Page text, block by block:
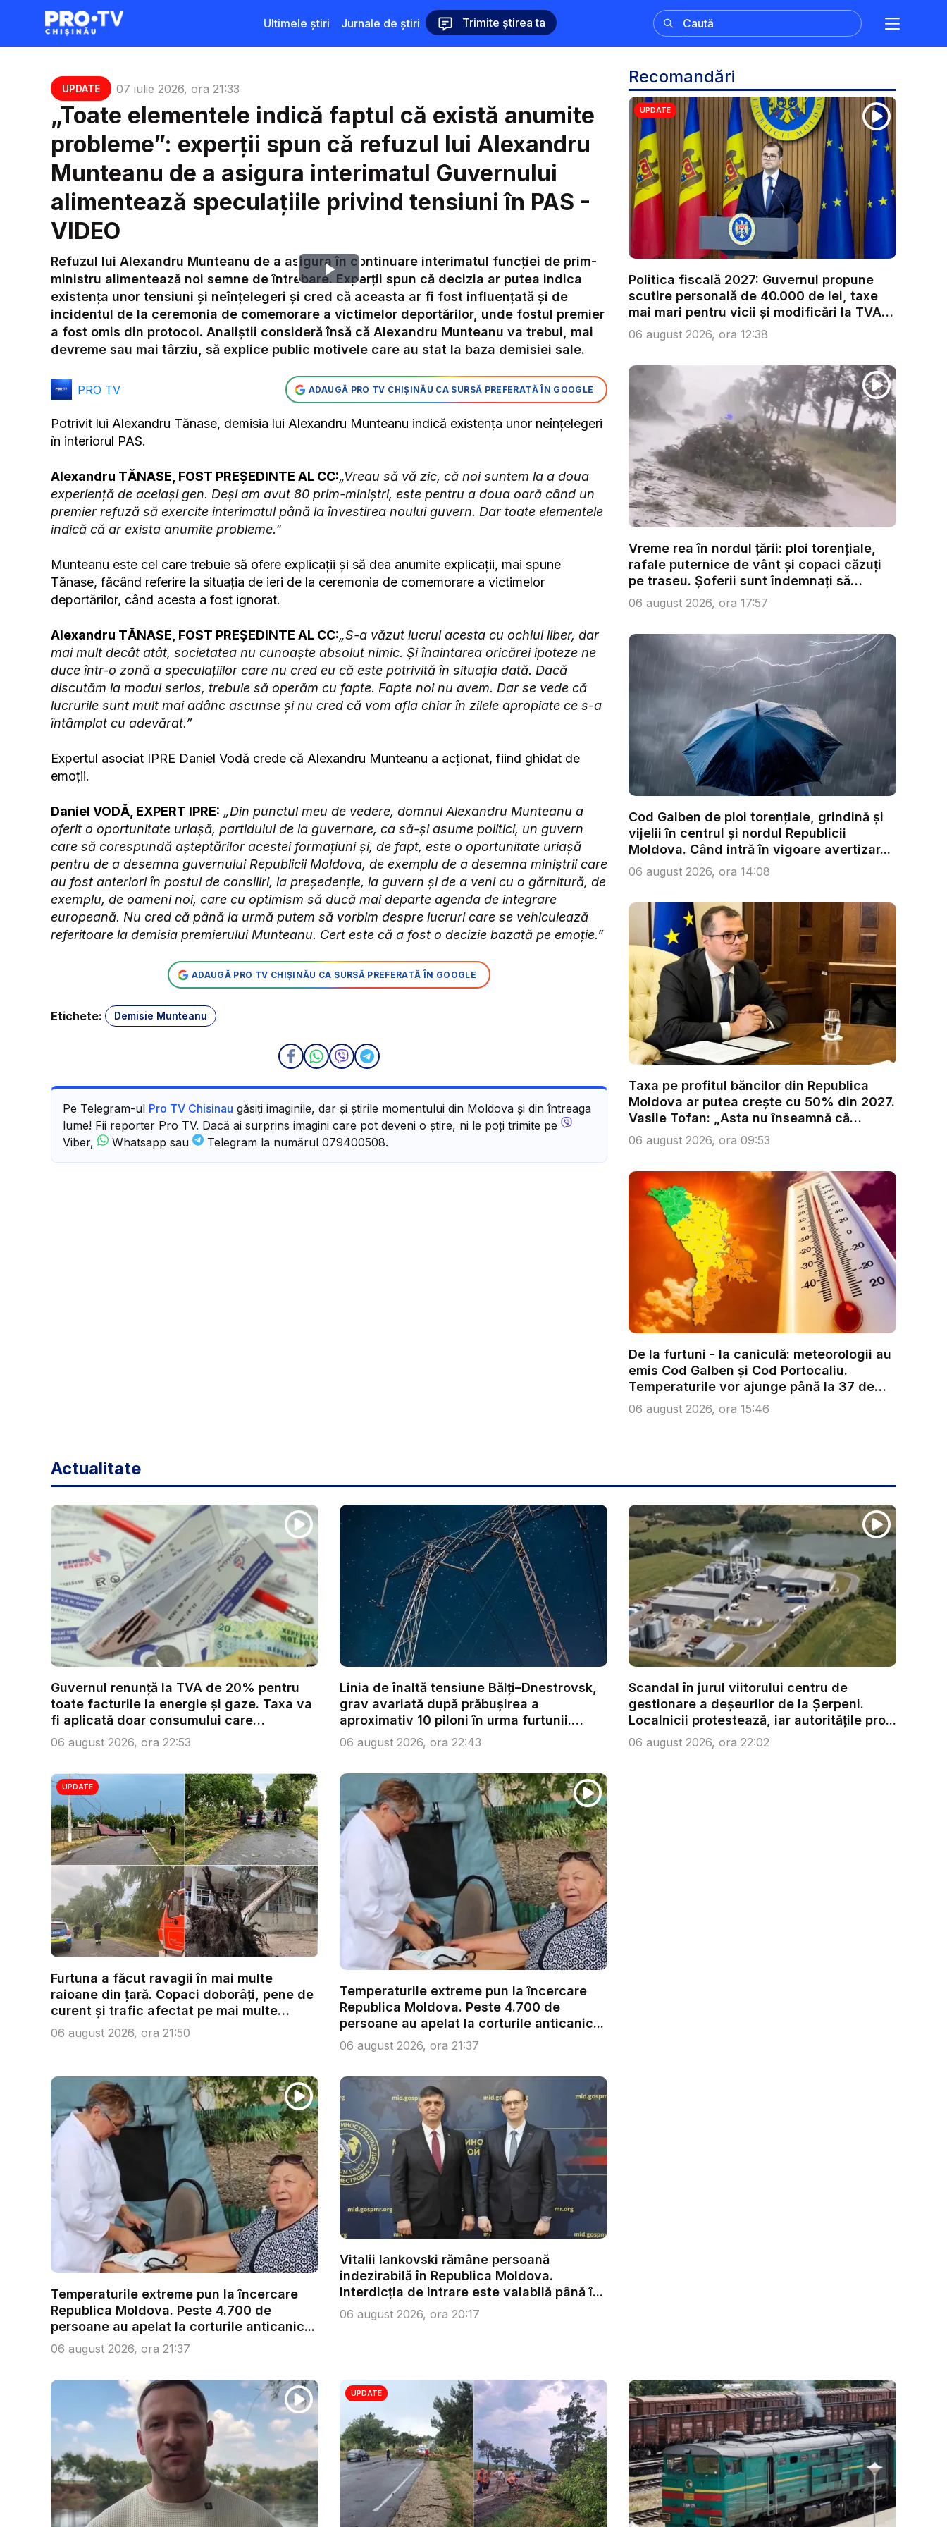
Ultimele știri Jurnale de știri Trimite știrea ta
UPDATE 07 iulie 2026, ora 21:33
„Toate elementele indică faptul că există anumite
probleme”: experții spun că refuzul lui Alexandru
Munteanu de a asigura interimatul Guvernului
alimentează speculațiile privind tensiuni în PAS -
VIDEO
Play
Video
Refuzul lui Alexandru Munteanu de a asigura în continuare interimatul funcției de prim-
ministru alimentează noi semne de întrebare. Experții spun că decizia ar putea indica
existența unor tensiuni și neînțelegeri și cred că aceasta ar fi fost influențată și de
incidentul de la ceremonia de comemorare a victimelor deportărilor, unde fostul premier
a fost omis din protocol. Analiștii consideră însă că Alexandru Munteanu va trebui, mai
devreme sau mai târziu, să explice public motivele care au stat la baza demisiei sale.
PRO TV ADAUGĂ PRO TV CHIȘINĂU CA SURSĂ PREFERATĂ ÎN GOOGLE
Potrivit lui Alexandru Tănase, demisia lui Alexandru Munteanu indică existența unor neînțelegeri
în interiorul PAS.
Alexandru TĂNASE, FOST PREȘEDINTE AL CC:„Vreau să vă zic, că noi suntem la a doua
experiență de același gen. Deși am avut 80 prim-miniștri, este pentru a doua oară când un
premier refuză să exercite interimatul până la învestirea noului guvern. Dar toate elementele
indică că ar exista anumite probleme."
Munteanu este cel care trebuie să ofere explicații și să dea anumite explicații, mai spune
Tănase, făcând referire la situația de ieri de la ceremonia de comemorare a victimelor
deportărilor, când acesta a fost ignorat.
Alexandru TĂNASE, FOST PREȘEDINTE AL CC:„S-a văzut lucrul acesta cu ochiul liber, dar
mai mult decât atât, societatea nu cunoaște absolut nimic. Și înaintarea oricărei ipoteze ne
duce într-o zonă a speculațiilor care nu cred eu că este potrivită în situația dată. Dacă
discutăm la modul serios, trebuie să operăm cu fapte. Fapte noi nu avem. Dar se vede că
lucrurile sunt mult mai adânc ascunse și nu cred că vom afla chiar în zilele apropiate ce s-a
întâmplat cu adevărat.”
Expertul asociat IPRE Daniel Vodă crede că Alexandru Munteanu a acționat, fiind ghidat de
emoții.
Daniel VODĂ, EXPERT IPRE: „Din punctul meu de vedere, domnul Alexandru Munteanu a
oferit o oportunitate uriașă, partidului de la guvernare, ca să-și asume politici, un guvern
care să corespundă așteptărilor acestei formațiuni și, de fapt, este o oportunitate uriașă
pentru de a desemna guvernului Republicii Moldova, de exemplu de a desemna miniștrii care
au fost anteriori în postul de consiliri, la președenție, la guvern și de a veni cu o gărnitură, de
exemplu, de oameni noi, care cu optimism să ducă mai departe agenda de integrare
europeană. Nu cred că până la urmă putem să vorbim despre lucruri care se vehiculează
referitoare la demisia premierului Munteanu. Cert este că a fost o decizie bazată pe emoție.”
ADAUGĂ PRO TV CHIȘINĂU CA SURSĂ PREFERATĂ ÎN GOOGLE
Etichete: Demisie Munteanu
Pe Telegram-ul Pro TV Chisinau găsiți imaginile, dar și știrile momentului din Moldova și din întreaga
lume! Fii reporter Pro TV. Dacă ai surprins imagini care pot deveni o știre, ni le poți trimite pe
Viber,
Whatsapp sau Telegram la numărul 079400508.
Recomandări
UPDATE
Politica fiscală 2027: Guvernul propune
scutire personală de 40.000 de lei, taxe
mai mari pentru vicii și modificări la TVA.
...
06 august 2026, ora 12:38
Vreme rea în nordul țării: ploi torențiale,
rafale puternice de vânt și copaci căzuți
pe traseu. Șoferii sunt îndemnați să
condu...
06 august 2026, ora 17:57
Cod Galben de ploi torențiale, grindină și
vijelii în centrul și nordul Republicii
Moldova. Când intră în vigoare avertizar...
06 august 2026, ora 14:08
Taxa pe profitul băncilor din Republica
Moldova ar putea crește cu 50% din 2027.
Vasile Tofan: „Asta nu înseamnă că
trebu...
06 august 2026, ora 09:53
De la furtuni - la caniculă: meteorologii au
emis Cod Galben și Cod Portocaliu.
Temperaturile vor ajunge până la 37 de
g...
06 august 2026, ora 15:46
Actualitate
Guvernul renunță la TVA de 20% pentru
toate facturile la energie și gaze. Taxa va
fi aplicată doar consumului care
depășeș...
06 august 2026, ora 22:53
Linia de înaltă tensiune Bălți–Dnestrovsk,
grav avariată după prăbușirea a
aproximativ 10 piloni în urma furtunii.
Ech...
06 august 2026, ora 22:43
Scandal în jurul viitorului centru de
gestionare a deșeurilor de la Șerpeni.
Localnicii protestează, iar autoritățile pro...
06 august 2026, ora 22:02
UPDATE
Furtuna a făcut ravagii în mai multe
raioane din țară. Copaci doborâți, pene de
curent și trafic afectat pe mai multe
trase...
06 august 2026, ora 21:50
Temperaturile extreme pun la încercare
Republica Moldova. Peste 4.700 de
persoane au apelat la corturile anticanic...
06 august 2026, ora 21:37
Temperaturile extreme pun la încercare
Republica Moldova. Peste 4.700 de
persoane au apelat la corturile anticanic...
06 august 2026, ora 21:37
Vitalii Iankovski rămâne persoană
indezirabilă în Republica Moldova.
Interdicția de intrare este valabilă până î...
06 august 2026, ora 20:17
UPDATE